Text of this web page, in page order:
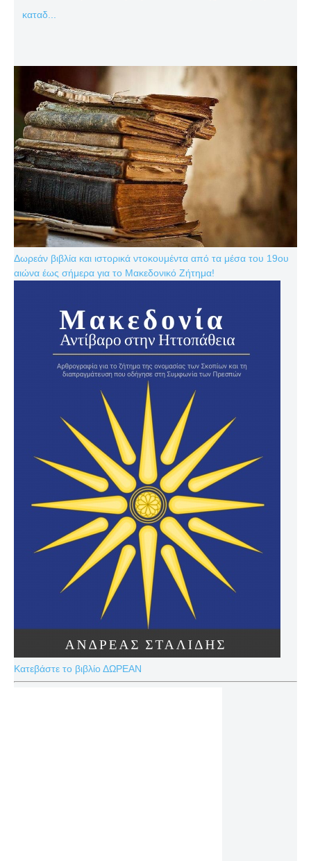
καταδ...
Δωρεάν βιβλία και ιστορικά ντοκουμέντα από τα μέσα του 19ου
αιώνα έως σήμερα για το Μακεδονικό Ζήτημα!
Κατεβάστε το βιβλίο ΔΩΡΕΑΝ